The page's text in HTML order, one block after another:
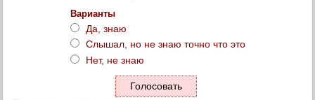
Варианты
Да, знаю
Слышал, но не знаю точно что это
Нет, не знаю